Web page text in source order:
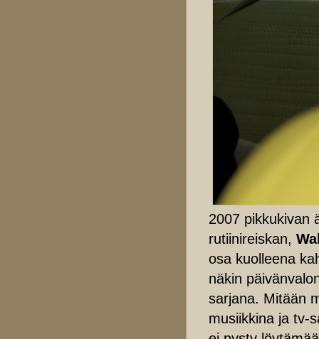
2007 pikkukivan
rutiinireiskan,
osa kuolleena
näkin
sarjana. Mitään
musiikkina ja tv-